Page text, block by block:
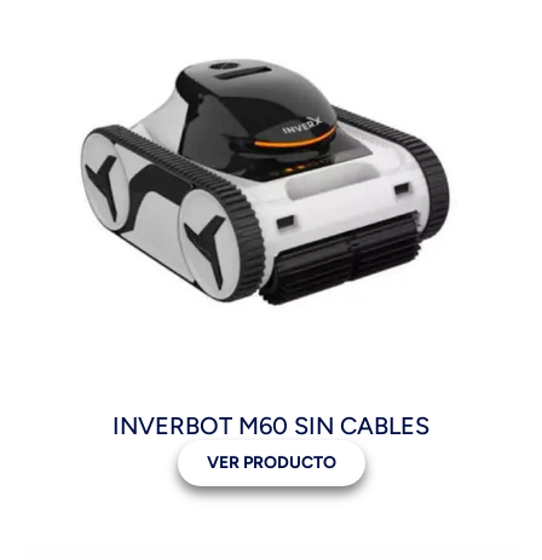
INVERBOT M60 SIN CABLES
VER PRODUCTO